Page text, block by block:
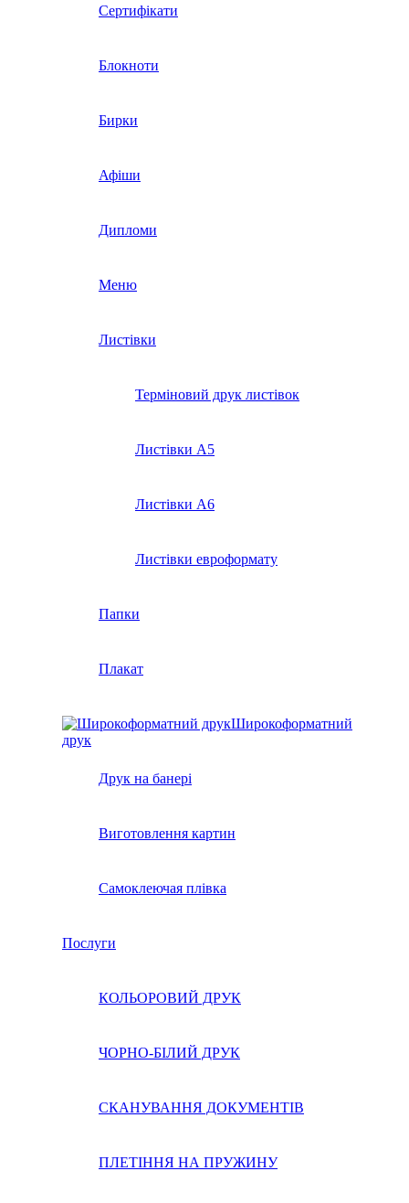
Сертифікати
Блокноти
Бирки
Афіши
Дипломи
Меню
Листівки
Терміновий друк листівок
Листівки А5
Листівки А6
Листівки евроформату
Папки
Плакат
Широкоформатний
друк
Друк на банері
Виготовлення картин
Самоклеючая плівка
Послуги
КОЛЬОРОВИЙ ДРУК
ЧОРНО-БІЛИЙ ДРУК
СКАНУВАННЯ ДОКУМЕНТІВ
ПЛЕТІННЯ НА ПРУЖИНУ